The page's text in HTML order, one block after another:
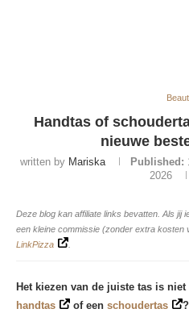
Handtas of
nieuwe
written by Mariska Published:
2026
Deze blog kan affiliate links bevatten. Als jij
een kleine commissie (zonder extra kosten
LinkPizza
Het kiezen van de juiste tas is
handtas
of een schoudertas